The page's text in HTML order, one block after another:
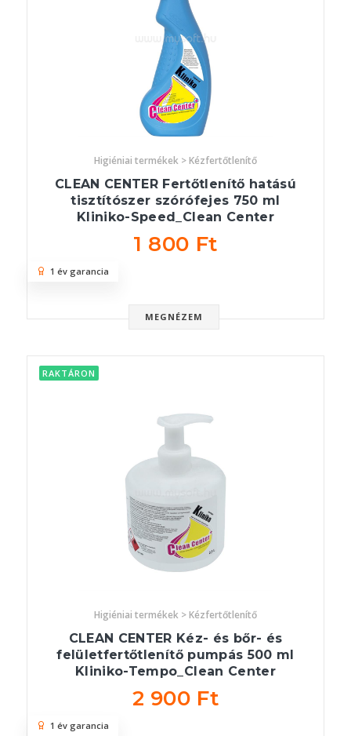
Higiéniai termékek > Kézfertőtlenítő
CLEAN CENTER Fertőtlenítő hatású
tisztítószer szórófejes 750 ml
Kliniko-Speed_Clean Center
1 800 Ft
MEGNÉZEM
1 év garancia
RAKTÁRON
Higiéniai termékek > Kézfertőtlenítő
CLEAN CENTER Kéz- és bőr- és
felületfertőtlenítő pumpás 500 ml
Kliniko-Tempo_Clean Center
2 900 Ft
1 év garancia